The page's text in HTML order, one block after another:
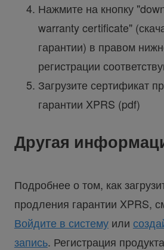
Нажмите на кнопку
warranty certificate"
гарантии) в правом
регистрации
Загрузите сертификат
гарантии XPRS (pdf)
Другая
Подробнее о том, как
продления гарантии XPRS,
Войдите в системуили
запись. Регистрация